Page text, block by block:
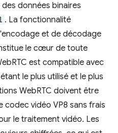
données binaires
. La fonctionnalité
et de décodage
le cœur de toute
est compatible avec
le plus utilisé et le plus
WebRTC doivent être
codec vidéo VP8 sans frais
le traitement vidéo. Les